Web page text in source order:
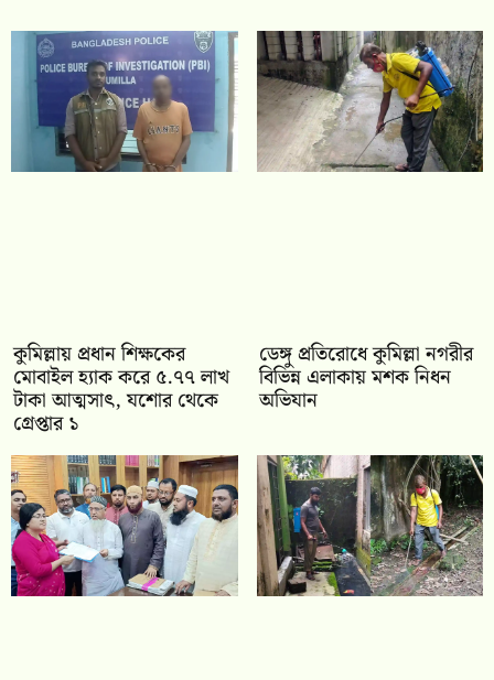
কুমিল্লায় প্রধান শিক্ষকের
মোবাইল হ্যাক করে ৫.৭৭ লাখ
টাকা আত্মসাৎ, যশোর থেকে
গ্রেপ্তার ১
ডেঙ্গু প্রতিরোধে কুমিল্লা নগরীর
বিভিন্ন এলাকায় মশক নিধন
অভিযান